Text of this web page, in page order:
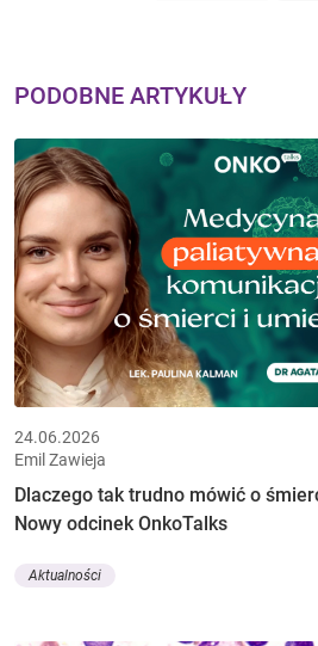
PODOBNE ARTYKUŁY
24.06.2026
Emil Zawieja
Dlaczego tak trudno mówić o
Nowy odcinek OnkoTalks
Aktualności